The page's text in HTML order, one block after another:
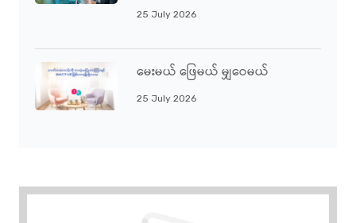
25 July 2026
မေးမယ် ဖြေမယ် မျှဝေမယ်
25 July 2026